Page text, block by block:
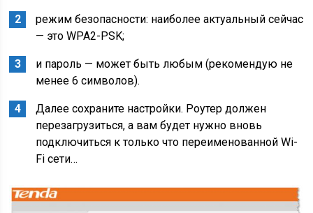
режим безопасности: наиболее актуальный сейчас
— это WPA2-PSK;
и пароль — может быть любым (рекомендую не
менее 6 символов).
Далее сохраните настройки. Роутер должен
перезагрузиться, а вам будет нужно вновь
подключиться к только что переименованной Wi-
Fi сети…